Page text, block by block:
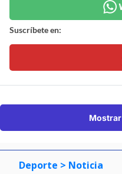
Suscríbete en:
Deporte > Noticia